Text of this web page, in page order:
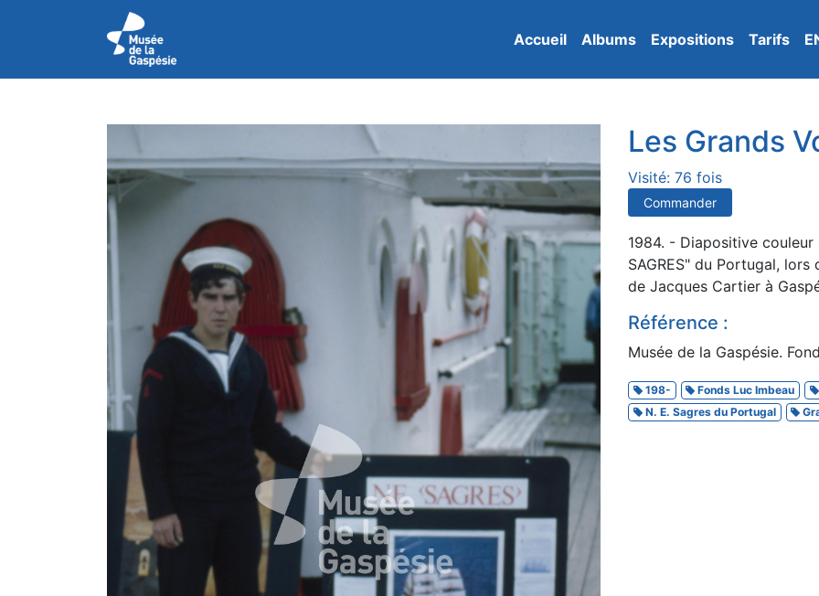
Accueil Albums Expositions Tarifs
Les Grands
Visité: 76 fois
Commander
1984. - Diapositive
SAGRES" du Portugal,
de Jacques Cartier à
Référence :
Musée de la Gaspésie.
198- Fonds Luc Imbeau
N. E. Sagres du Portugal